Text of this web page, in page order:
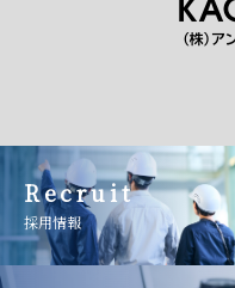
Recruit
採用情報